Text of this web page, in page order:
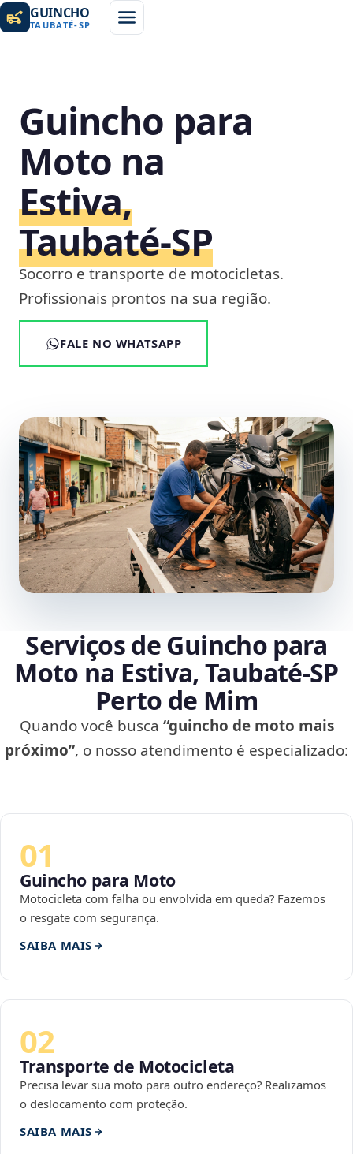
GUINCHO
TAUBATÉ-SP
Guincho para
Moto na
Estiva,
Taubaté‑SP
Socorro e transporte de motocicletas.
Profissionais prontos na sua região.
FALE NO WHATSAPP
Serviços de Guincho para
Moto na Estiva, Taubaté‑SP
Perto de Mim
Quando você busca “guincho de moto mais
próximo”, o nosso atendimento é especializado:
01
Guincho para Moto
Motocicleta com falha ou envolvida em queda? Fazemos
o resgate com segurança.
SAIBA MAIS
02
Transporte de Motocicleta
Precisa levar sua moto para outro endereço? Realizamos
o deslocamento com proteção.
SAIBA MAIS